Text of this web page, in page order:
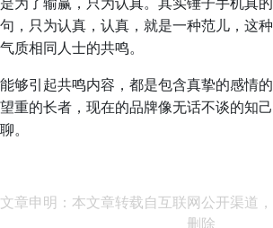
是为了输赢，只为认真。其实锤子手机真
句，只为认真，认真，就是一种范儿，这
气质相同人士的共鸣。
能够引起共鸣内容，都是包含真挚的感情
望重的长者，现在的品牌像无话不谈的知
聊。
文章申明：本文章转载自互联网公开渠道
删除